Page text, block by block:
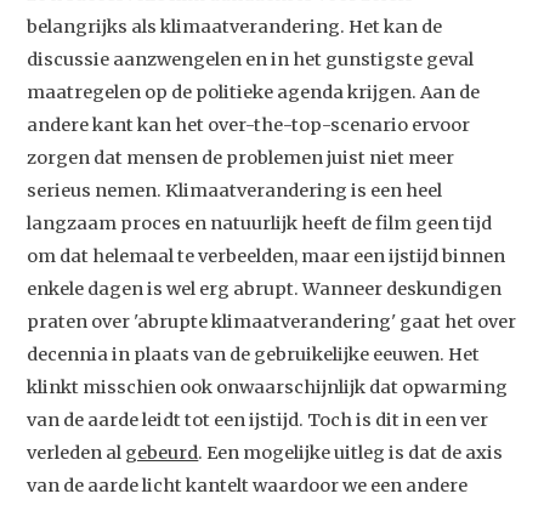
belangrijks als klimaatverandering. Het kan de
discussie aanzwengelen en in het gunstigste geval
maatregelen op de politieke agenda krijgen. Aan de
andere kant kan het over-the-top-scenario ervoor
zorgen dat mensen de problemen juist niet meer
serieus nemen. Klimaatverandering is een heel
langzaam proces en natuurlijk heeft de film geen tijd
om dat helemaal te verbeelden, maar een ijstijd binnen
enkele dagen is wel erg abrupt. Wanneer deskundigen
praten over 'abrupte klimaatverandering' gaat het over
decennia in plaats van de gebruikelijke eeuwen. Het
klinkt misschien ook onwaarschijnlijk dat opwarming
van de aarde leidt tot een ijstijd. Toch is dit in een ver
verleden al gebeurd. Een mogelijke uitleg is dat de axis
van de aarde licht kantelt waardoor we een andere